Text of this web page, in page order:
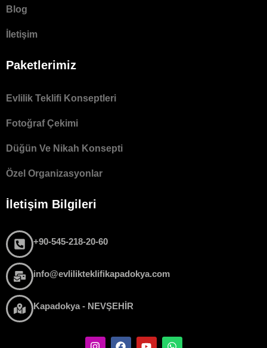
Blog
İletişim
Paketlerimiz
Evlilik Teklifi Konseptleri
Fotoğraf Çekimi
Düğün Ve Nikah Konsepti
Özel Organizasyonlar
İletişim Bilgileri
+90-545-218-20-60
info@evlilikteklifikapadokya.com
Kapadokya - NEVŞEHİR